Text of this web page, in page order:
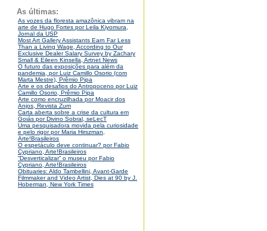
As últimas:
As vozes da floresta amazônica vibram na
arte de Hugo Fortes por Leila Kiyomura,
Jornal da USP
Most Art Gallery Assistants Earn Far Less
Than a Living Wage, According to Our
Exclusive Dealer Salary Survey by Zachary
Small & Eileen Kinsella, Artnet News
O futuro das exposições para além da
pandemia, por Luiz Camillo Osorio (com
Marta Mestre), Prêmio Pipa
Arte e os desafios do Antropoceno por Luiz
Camillo Osorio, Prêmio Pipa
Arte como encruzilhada por Moacir dos
Anjos, Revista Zum
Carta aberta sobre a crise da cultura em
Goiás por Divino Sobral, seLecT
Uma pesquisadora movida pela curiosidade
e pelo rigor por Maria Hirszman,
Arte!Brasileiros
O espetáculo deve continuar? por Fabio
Cypriano, Arte!Brasileiros
“Desverticalizar” o museu por Fabio
Cypriano, Arte!Brasileiros
Obituaries: Aldo Tambellini, Avant-Garde
Filmmaker and Video Artist, Dies at 90 by J.
Hoberman, New York Times